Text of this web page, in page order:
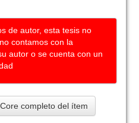
de autor, esta tesis no
contamos con la
autor o se cuenta con un
completo del ítem